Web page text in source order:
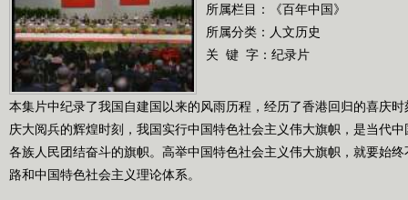
所属栏目：
《百年中国》
所属分类：人文历史
关 键 字： 纪录片
本集片中纪录了我国自建国以来的风雨历程，经历了香港回归的喜庆
庆大阅兵的辉煌时刻，我国实行中国特色社会主义伟大旗帜，是当代
各族人民团结奋斗的旗帜。高举中国特色社会主义伟大旗帜，就要始
路和中国特色社会主义理论体系。